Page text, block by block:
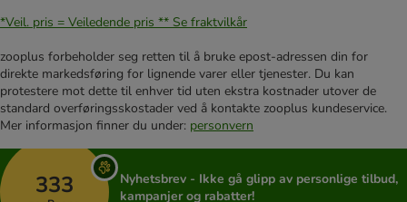
*Veil. pris = Veiledende pris ** Se fraktvilkår
zooplus forbeholder seg retten til å bruke epost-adressen din for
direkte markedsføring for lignende varer eller tjenester. Du kan
protestere mot dette til enhver tid uten ekstra kostnader utover de
standard overføringsskostader ved å kontakte zooplus kundeservice.
Mer informasjon finner du under: personvern
333
Nyhetsbrev - Ikke gå glipp av personlige tilbud,
kampanjer og rabatter!